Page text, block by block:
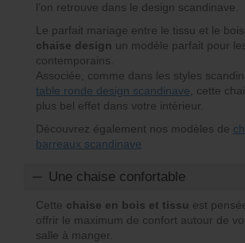
l’on retrouve dans le design scandinave.
Le parfait mariage entre le tissu et le
chaise design un modèle parfait pour
contemporains.
Associée, comme dans les styles
table ronde design scandinave , cette
plus bel effet dans votre intérieur.
Découvrez également nos modèles de
barreaux scandinave
Une chaise confortable
Cette chaise en bois et tissu est
offrir le maximum de confort autour de
salle à manger.